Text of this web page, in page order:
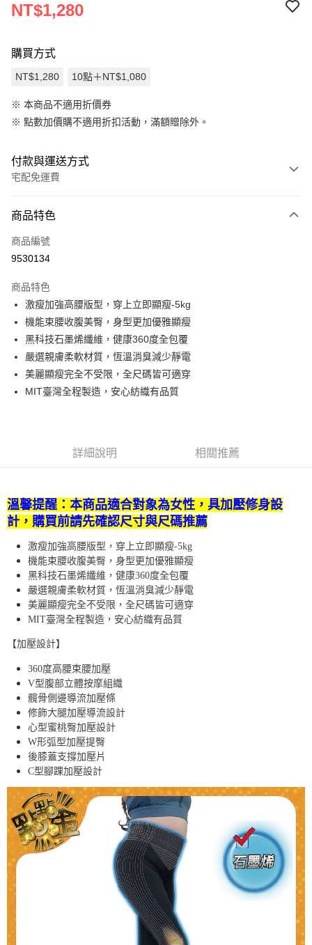
NT$1,280
購買方式
NT$1,280 10點＋NT$1,080
※ 本商品不適用折價券
※ 點數加價購不適用折扣活動，滿額贈除外。
付款與運送方式
宅配免運費
信用卡一次付款
LINE Pay
悠遊付
Google Pay
全盈+PAY
ATM付款
每筆NT$80，滿NT$990(含以上)免運費
免運費
商品特色
商品編號
9530134
商品特色
激瘦加強高腰版型，穿上立即顯瘦-5kg
機能束腰收腹美臀，身型更加優雅顯瘦
黑科技石墨烯纖維，健康360度全包覆
嚴選親膚柔軟材質，恆溫消臭減少靜電
美麗顯瘦完全不受限，全尺碼皆可適穿
MIT臺灣全程製造，安心紡織有品質
詳細說明 相關推薦
溫馨提醒：本商品適合對象為女性，具加壓修身設
計，購買前請先確認尺寸與尺碼推薦
激瘦加強高腰版型，穿上立即顯瘦-5kg
機能束腰收腹美臀，身型更加優雅顯瘦
黑科技石墨烯纖維，健康360度全包覆
嚴選親膚柔軟材質，恆溫消臭減少靜電
美麗顯瘦完全不受限，全尺碼皆可適穿
MIT臺灣全程製造，安心紡織有品質
【加壓設計】
360度高腰束腰加壓
V型腹部立體按摩組織
髖骨側邊導流加壓條
修飾大腿加壓導流設計
心型蜜桃臀加壓設計
W形弧型加壓提臀
後膝蓋支撐加壓片
C型腳踝加壓設計